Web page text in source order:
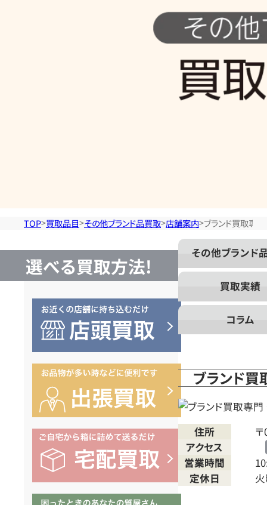
買
取
TOP 買取品目 その他ブランド品買取 店舗案内 ブランド買取専
選べる買取方法!
その他ブランド
買取実績
コラム
ブランド
住所
アクセス
営業時間
定休日